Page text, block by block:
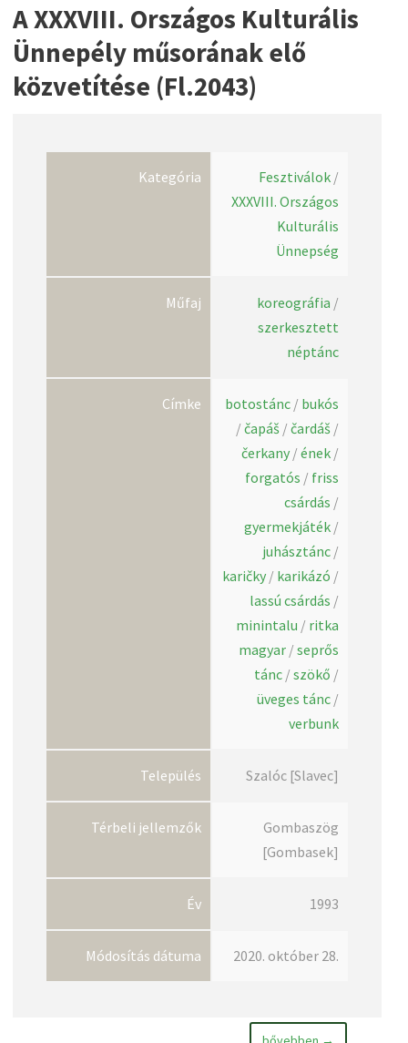
A XXXVIII. Országos Kulturális
Ünnepély műsorának elő
közvetítése (Fl.2043)
Kategória Fesztiválok /
XXXVIII. Országos
Kulturális
Ünnepség
Műfaj koreográfia /
szerkesztett
néptánc
Címke botostánc / bukós
/čapáš /čardáš /
čerkany /ének /
forgatós / friss
csárdás /
gyermekjáték /
juhásztánc /
karičky / karikázó /
lassú csárdás /
minintalu / ritka
magyar /seprős
tánc /szökő /
üveges tánc /
verbunk
Település Szalóc [Slavec]
Térbeli jellemzők
Gombaszög
[Gombasek]
Év 1993
Módosítás dátuma 2020. október 28.